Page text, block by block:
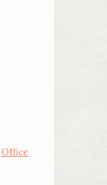
Office